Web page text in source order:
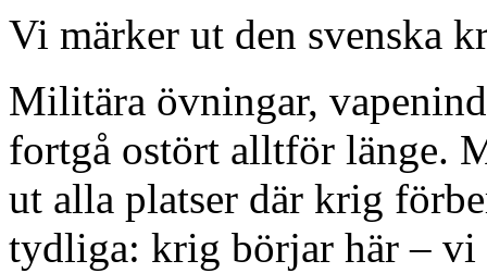
Vi märker ut den svenska
Militära övningar,
fortgå ostört alltför länge.
ut alla platser där krig
tydliga: krig börjar här – vi